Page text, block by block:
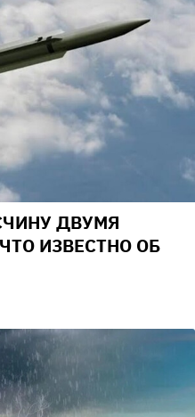
ДВУМЯ
ИЗВЕСТНО ОБ